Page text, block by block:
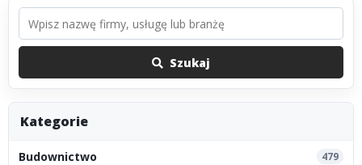
Szukaj
Kategorie
Budownictwo 479